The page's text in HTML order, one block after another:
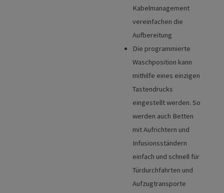
Kabelmanagement
vereinfachen die
Aufbereitung
Die programmierte
Waschposition kann
mithilfe eines einzigen
Tastendrucks
eingestellt werden. So
werden auch Betten
mit Aufrichtern und
Infusionsständern
einfach und schnell für
Türdurchfahrten und
Aufzugtransporte